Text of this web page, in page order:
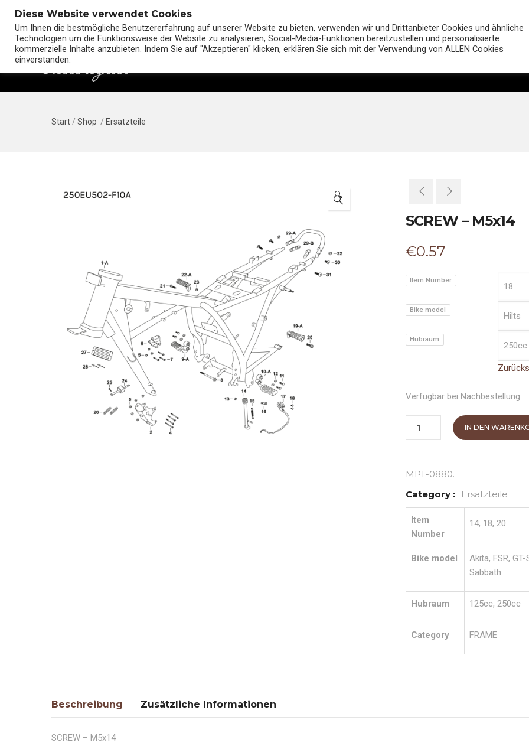
Start / Shop / Ersatzteile
🔍
SCREW – M5x14
€0.57
Item Number
Bike model
Hubraum
Verfügbar bei Nachbestellung
IN DEN
MPT-0880.
Category :
Ersatzteile
Item
Number
14, 18, 20
Bike model
Akita, FSR,
Sabbath
Hubraum 125cc, 250cc
Category FRAME
Beschreibung Zusätzliche Informationen
SCREW – M5x14
Diese Website verwendet Cookies
Um Ihnen die bestmögliche Benutzererfahrung auf unserer Website zu bieten, verwenden wir und Drittanbieter Cookies und ähnliche
Technologien um die Funktionsweise der Website zu analysieren, Social-Media-Funktionen bereitzustellen und personalisierte
kommerzielle Inhalte anzubieten. Indem Sie auf "Akzeptieren" klicken, erklären Sie sich mit der Verwendung von ALLEN Cookies
einverstanden.